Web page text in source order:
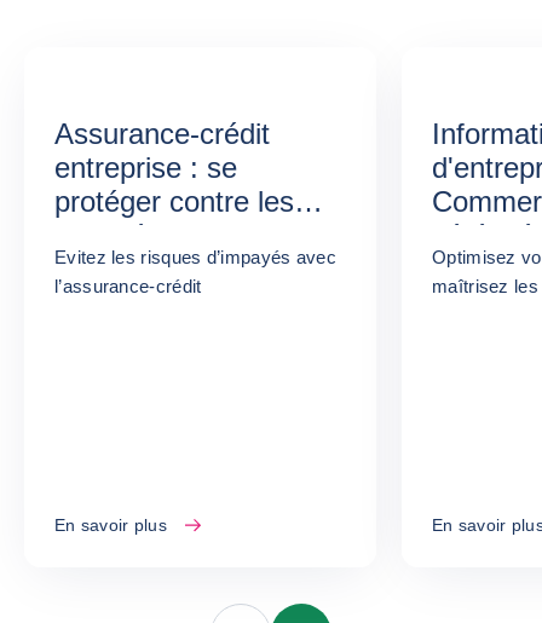
Assurance-crédit
entreprise : se
protéger contre les
impayés
Evitez les risques d’impayés avec
l’assurance-crédit
En savoir plus
Optimisez
maîtrisez
En savoir